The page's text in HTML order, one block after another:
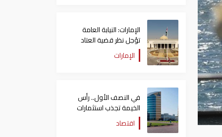
الإمارات: النيابة العامة
تؤجل نظر قضية العتاد
العسكري للسودان
الإمارات
في النصف الأول.. رأس
الخيمة تجذب استثمارات
تتجاوز 771 مليون درهماقتصاد